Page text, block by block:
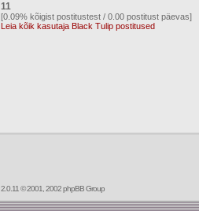
11
[0.09% kõigist postitustest / 0.00 postitust päevas]
Leia kõik kasutaja Black Tulip postitused
2.0.11 © 2001, 2002 phpBB Group